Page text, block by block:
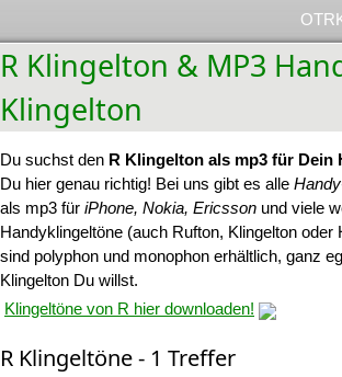
R Klingelton & MP3
Klingelton
Du suchst den R Klingelton als mp3 für Dein
Du hier genau richtig! Bei uns gibt es alle
als mp3 für iPhone, Nokia, Ericsson und viele
Handyklingeltöne (auch Rufton, Klingelton oder
sind polyphon und monophon erhältlich, ganz
Klingelton Du willst.
Klingeltöne von R hier downloaden!
R Klingeltöne - 1 Treffer